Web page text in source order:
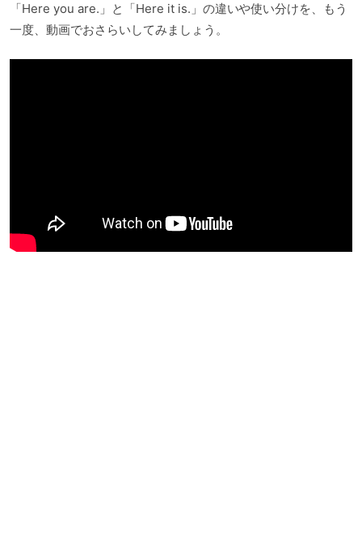
「Here you are.」と「Here it is.」の違いや使い分けを、もう
一度、動画でおさらいしてみましょう。